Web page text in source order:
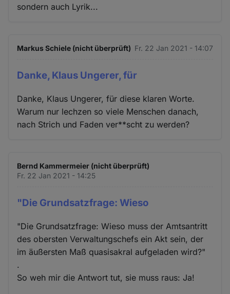
sondern auch Lyrik...
Markus Schiele (nicht überprüft) Fr. 22 Jan 2021 - 14:07
Danke, Klaus Ungerer, für
Danke, Klaus Ungerer, für diese klaren Worte.
Warum nur lechzen so viele Menschen danach,
nach Strich und Faden ver**scht zu werden?
Bernd Kammermeier (nicht überprüft)
Fr. 22 Jan 2021 - 14:25
"Die Grundsatzfrage: Wieso
"Die Grundsatzfrage: Wieso muss der Amtsantritt
des obersten Verwaltungschefs ein Akt sein, der
im äußersten Maß quasisakral aufgeladen wird?"
.
So weh mir die Antwort tut, sie muss raus: Ja!